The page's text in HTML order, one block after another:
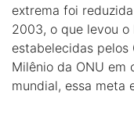
extrema foi
2003, o que levou
estabelecidas
Milênio da ONU em
mundial, essa meta